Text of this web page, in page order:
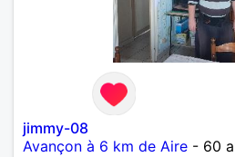
jimmy-08
Avançon à 6 km de Aire - 60